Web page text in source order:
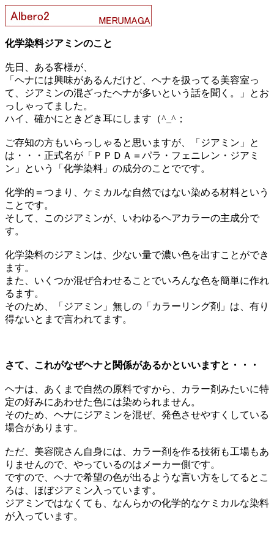
化学染料ジアミンのこと
先日、ある客様が、
「ヘナには興味があるんだけど、ヘナを扱ってる美容室っ
て、ジアミンの混ざったヘナが多いという話を聞く。」とお
っしゃってました。
ハイ、確かにときどき耳にします（^_^；
ご存知の方もいらっしゃると思いますが、「ジアミン」と
は・・・正式名が「ＰＰＤＡ＝パラ・フェニレン・ジアミ
ン」という「化学染料」の成分のことでです。
化学的＝つまり、ケミカルな自然ではない染める材料という
ことです。
そして、このジアミンが、いわゆるヘアカラーの主成分で
す。
化学染料のジアミンは、少ない量で濃い色を出すことができ
ます。
また、いくつか混ぜ合わせることでいろんな色を簡単に作れ
るます。
そのため、「ジアミン」無しの「カラーリング剤」は、有り
得ないとまで言われてます。
さて、これがなぜヘナと関係があるかといいますと・・・
ヘナは、あくまで自然の原料ですから、カラー剤みたいに特
定の好みにあわせた色には染められません。
そのため、ヘナにジアミンを混ぜ、発色させやすくしている
場合があります。
ただ、美容院さん自身には、カラー剤を作る技術も工場もあ
りませんので、やっているのはメーカー側です。
ですので、ヘナで希望の色が出るような言い方をしてるとこ
ろは、ほぼジアミン入っています。
ジアミンではなくても、なんらかの化学的なケミカルな染料
が入っています。